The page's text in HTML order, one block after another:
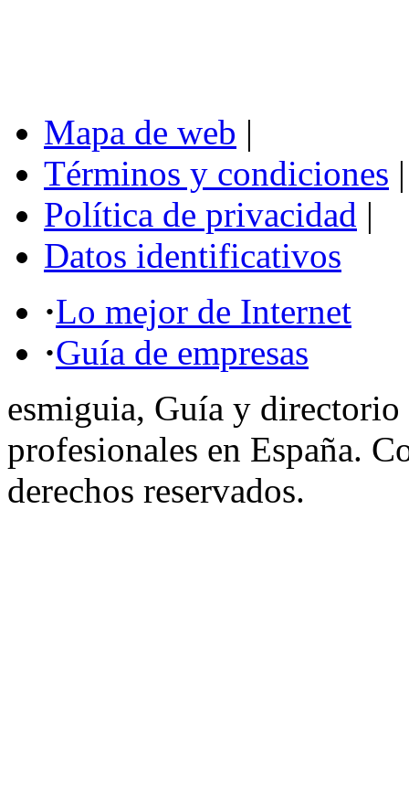
Mapa de web |
Términos y condiciones |
Política de privacidad |
Datos identificativos
·Lo mejor de Internet
·Guía de empresas
esmiguia, Guía y directorio
profesionales en España.
derechos reservados.